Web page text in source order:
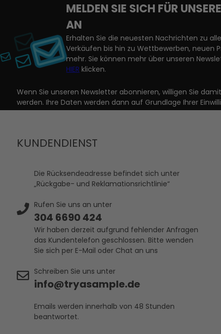
MELDEN SIE SICH FÜR
AN
Erhalten Sie die neuesten Nachrichten zu
Verkäufen bis hin zu Wettbewerben, neuen
mehr. Sie können mehr über unseren
HIER klicken.
Wenn Sie unseren Newsletter abonnieren, willigen Sie
werden. Ihre Daten werden dann auf Grundlage Ihrer
KUNDENDIENST
Die Rücksendeadresse befindet sich unter
„Rückgabe- und Reklamationsrichtlinie“
Rufen Sie uns an unter
304 6690 424
Wir haben derzeit aufgrund fehlender Anfragen
das Kundentelefon geschlossen. Bitte wenden
Sie sich per E-Mail oder Chat an uns
Schreiben Sie uns unter
info@tryasample.de
Emails werden innerhalb von 48 Stunden
beantwortet.